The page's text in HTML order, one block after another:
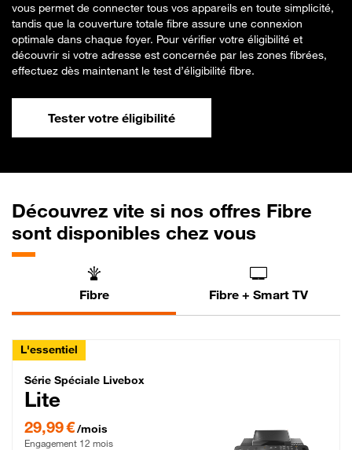
vous permet de connecter tous vos appareils en toute simplicité,
tandis que la couverture totale fibre assure une connexion
optimale dans chaque foyer. Pour vérifier votre éligibilité et
découvrir si votre adresse est concernée par les zones fibrées,
effectuez dès maintenant le test d’éligibilité fibre.
Tester votre éligibilité
Découvrez vite si nos offres Fibre
sont disponibles chez vous
Fibre Fibre + Smart TV
L'essentiel
Série Spéciale Livebox Lite Fibre
Série Spéciale Livebox
Lite
29,99 €/mois
Engagement 12 mois